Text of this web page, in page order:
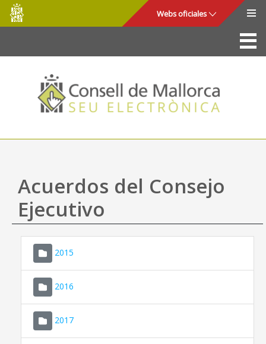
Saltar al contenido principal
Consell
de
Mallorca
Webs oficiales
La Sede
Consejo de Mallorca
Acceso y seguridad
Utilidades
Mapa web
Ayuda
Acuerdos del Consejo
Ejecutivo
2015
2016
2017